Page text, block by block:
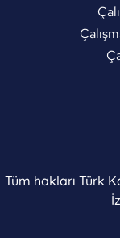
Tüm hakları Türk